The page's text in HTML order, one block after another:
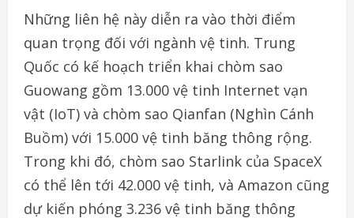
Những liên hệ này diễn ra vào thời điểm
quan trọng đối với ngành vệ tinh. Trung
Quốc có kế hoạch triển khai chòm sao
Guowang gồm 13.000 vệ tinh Internet vạn
vật (IoT) và chòm sao Qianfan (Nghìn Cánh
Buồm) với 15.000 vệ tinh băng thông rộng.
Trong khi đó, chòm sao Starlink của SpaceX
có thể lên tới 42.000 vệ tinh, và Amazon cũng
dự kiến phóng 3.236 vệ tinh băng thông